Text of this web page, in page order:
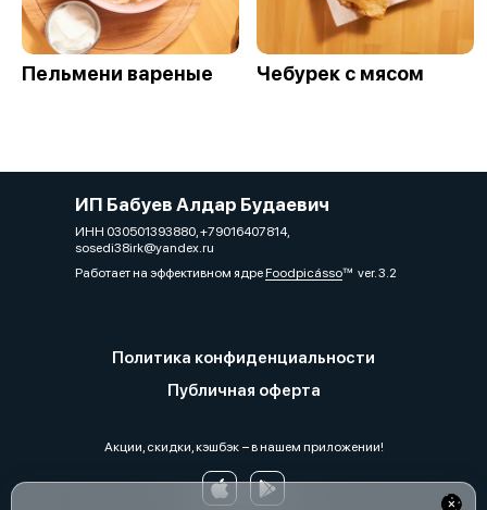
Пельмени вареные Чебурек с мясом
ИП Бабуев Алдар Будаевич
ИНН 030501393880, +79016407814,
sosedi38irk@yandex.ru
Работает на эффективном ядреFoodpicássover. 3.2
Политика конфиденциальности
Публичная оферта
Акции, скидки, кэшбэк − в нашем приложении!